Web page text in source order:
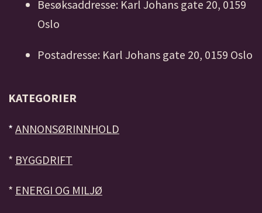
Besøksaddresse: Karl Johans gate 20, 0159
Oslo
Postadresse: Karl Johans gate 20, 0159 Oslo
KATEGORIER
* ANNONSØRINNHOLD
* BYGGDRIFT
* ENERGI OG MILJØ